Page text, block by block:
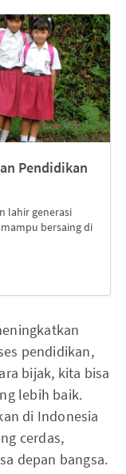
Pendidikan
lahir generasi
bersaing di
pendidikan,
bijak, kita bisa
lebih baik.
di Indonesia
cerdas,
depan bangsa.